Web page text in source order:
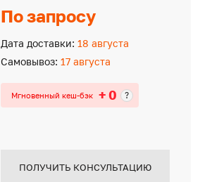
По запросу
Дата доставки: 18 августа
Самовывоз: 17 августа
Мгновенный кеш-бэк + 0 ?
ПОЛУЧИТЬ КОНСУЛЬТАЦИЮ